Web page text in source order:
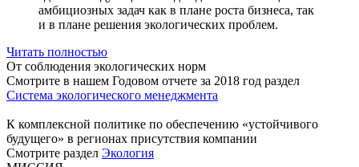
амбициозных задач как в плане роста бизнеса, так
и в плане решения экологических проблем.
Читать полностью
От соблюдения экологических норм
Смотрите в нашем Годовом отчете за 2018 год раздел
Система экологического менеджмента
К комплексной политике по обеспечению «устойчивого
будущего» в регионах присутствия компании
Смотрите раздел Экология